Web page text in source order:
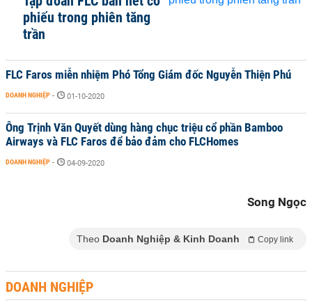
phiếu trong phiên tăng
trần
FLC Faros miễn nhiệm Phó Tổng Giám đốc Nguyễn Thiện Phú
DOANH NGHIỆP - 01-10-2020
Ông Trịnh Văn Quyết dùng hàng chục triệu cổ phần Bamboo
Airways và FLC Faros để bảo đảm cho FLCHomes
DOANH NGHIỆP - 04-09-2020
Song Ngọc
Theo Doanh Nghiệp & Kinh Doanh Copy link
DOANH NGHIỆP